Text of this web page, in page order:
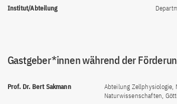
Institut/Abteilung
Gastgeber*innen während der
Prof. Dr. Bert Sakmann
Abteilung
Naturwissenschaften,